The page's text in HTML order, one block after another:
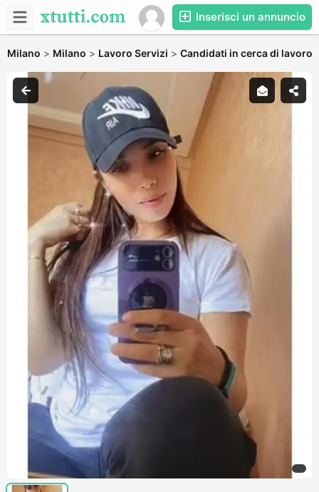
Inserisci un annuncio
Milano > Milano > Lavoro Servizi > Candidati in cerca di lavoro